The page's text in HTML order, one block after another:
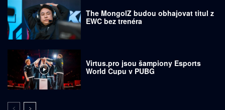
The MongolZ budou obhajovat titul z
EWC bez trenéra
Virtus.pro jsou šampiony Esports
World Cupu v PUBG